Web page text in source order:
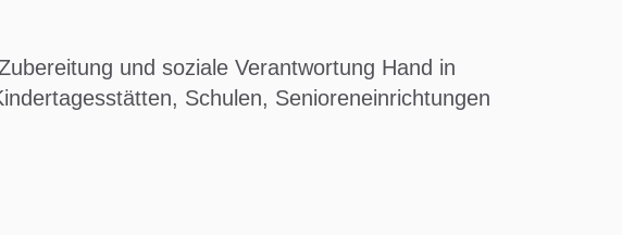
und soziale Verantwortung Hand in
Schulen, Senioreneinrichtungen